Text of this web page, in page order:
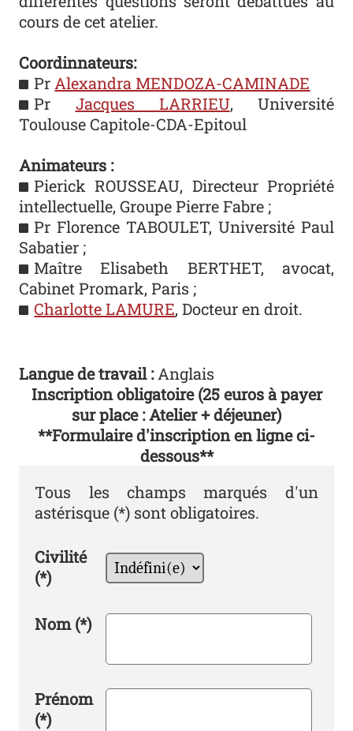
cours de cet atelier.
Coordinnateurs:
Pr Alexandra MENDOZA-CAMINADE
Pr Jacques LARRIEU, Université
Toulouse Capitole-CDA-Epitoul
Animateurs :
Pierick ROUSSEAU, Directeur Propriété
intellectuelle, Groupe Pierre Fabre ;
Pr Florence TABOULET, Université Paul
Sabatier ;
Maître Elisabeth BERTHET, avocat,
Cabinet Promark, Paris ;
Charlotte LAMURE, Docteur en droit.
Langue de travail :Anglais
Inscription obligatoire (25 euros à payer
sur place : Atelier + déjeuner)
**Formulaire d'inscription en ligne ci-
dessous**
Tous les champs marqués d'un
astérisque (*) sont obligatoires.
Civilité
(*)
Nom(*)
Prénom
(*)